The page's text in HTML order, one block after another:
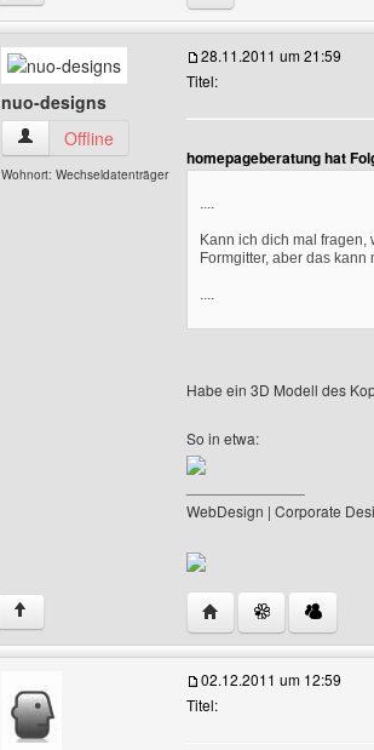
nuo-designs
nuo-designs Benutzer-Profile anzeigen
Offline
Wohnort: Wechseldatenträger
28.11.2011 um 21:59
Titel:
homepageberatung hat
....
Kann ich dich mal
Formgitter, aber das
....
Habe ein 3D Modell des
So in etwa:
WebDesign | Corporate
↑ Website dieses
02.12.2011 um 12:59
Titel: